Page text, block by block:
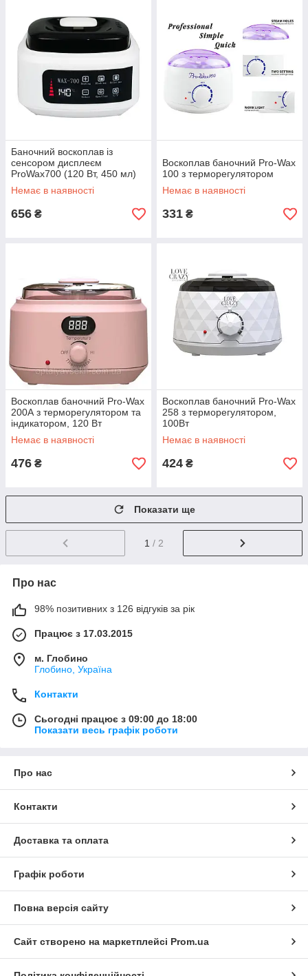
Баночний воскоплав із
сенсором дисплеєм
ProWax700 (120 Вт, 450 мл)
Немає в наявності
656 ₴
Воскоплав баночний Pro-Wax
100 з терморегулятором
Немає в наявності
331 ₴
Воскоплав баночний Pro-Wax
200А з терморегулятором та
індикатором, 120 Вт
Немає в наявності
476 ₴
Воскоплав баночний Pro-Wax
258 з терморегулятором,
100Вт
Немає в наявності
424 ₴
Показати ще
1 / 2
Про нас
98% позитивних з 126 відгуків за рік
Працює з 17.03.2015
м. Глобино
Глобино, Україна
Контакти
Сьогодні працює з 09:00 до 18:00
Показати весь графік роботи
Про нас
Контакти
Доставка та оплата
Графік роботи
Повна версія сайту
Сайт створено на маркетплейсі Prom.ua